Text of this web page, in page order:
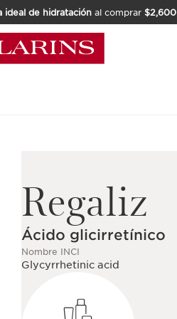
ideal de hidratación al comprar $2,600
Regaliz
Ácido glicirretínico
Nombre INCI
Glycyrrhetinic acid